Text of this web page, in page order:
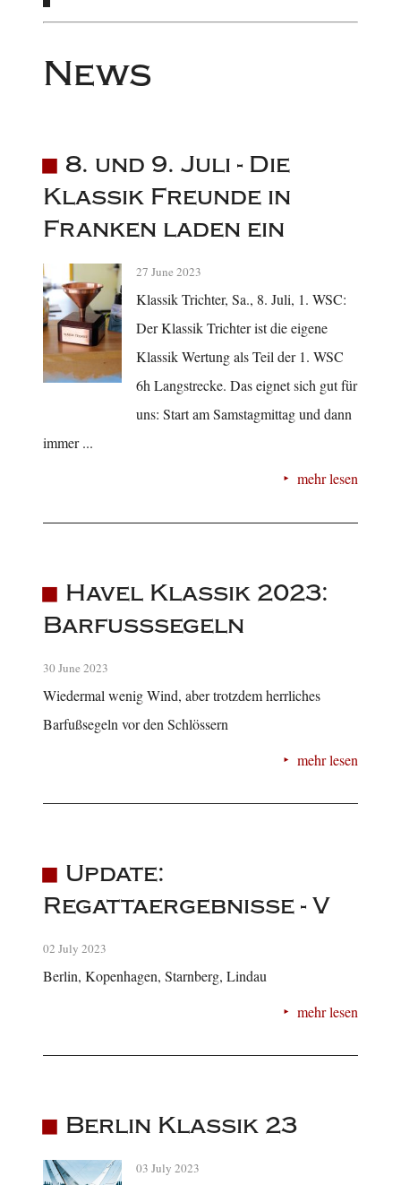
News
8. und 9. Juli - Die
Klassik Freunde in
Franken laden ein
27 June 2023
Klassik Trichter, Sa., 8. Juli, 1. WSC:
Der Klassik Trichter ist die eigene
Klassik Wertung als Teil der 1. WSC
6h Langstrecke. Das eignet sich gut für
uns: Start am Samstagmittag und dann
immer ...
mehr lesen
Havel Klassik 2023:
Barfußsegeln
30 June 2023
Wiedermal wenig Wind, aber trotzdem herrliches
Barfußsegeln vor den Schlössern
mehr lesen
Update:
Regattaergebnisse - V
02 July 2023
Berlin, Kopenhagen, Starnberg, Lindau
mehr lesen
Berlin Klassik 23
03 July 2023